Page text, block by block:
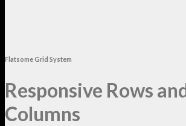
Flatsome Grid System
Responsive Rows
Columns